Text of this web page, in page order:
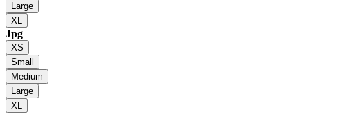
Large
XL
Jpg
XS
Small
Medium
Large
XL